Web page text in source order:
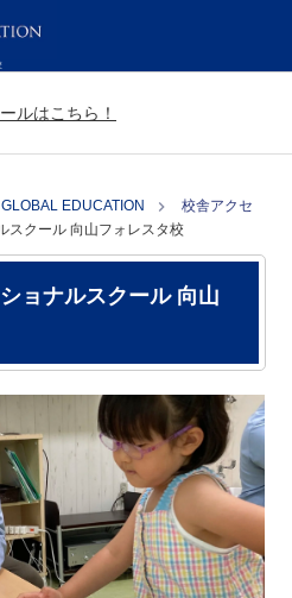
塾ステイスケジュールはこ
EDUCATION
校舎アクセ
スクール 向山フォレスタ校
ョナルスクール 向山